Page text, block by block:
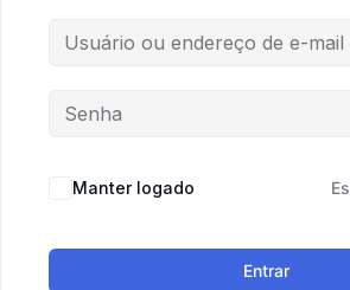
Manter logado
Entrar